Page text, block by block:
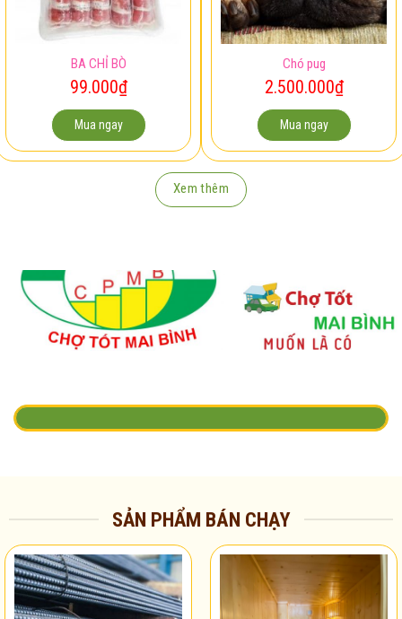
BA CHỈ BÒ
99.000₫
Mua ngay
Chó pug
2.500.000₫
Mua ngay
Xem thêm
SẢN PHẨM BÁN CHẠY